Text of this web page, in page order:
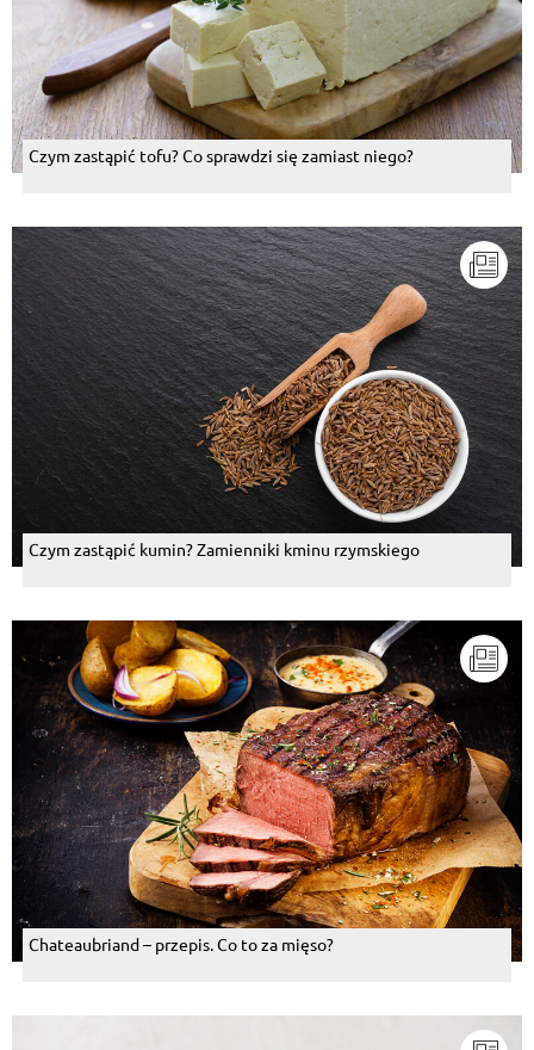
Czym zastąpić tofu? Co sprawdzi się zamiast niego?
Czym zastąpić kumin? Zamienniki kminu rzymskiego
Chateaubriand – przepis. Co to za mięso?